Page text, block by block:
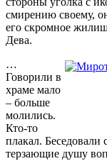
смирению своему,
его скромное
Дева.
…
Говорили в
храме мало
– больше
молились.
Кто-то
плакал. Беседовали
терзающие душу